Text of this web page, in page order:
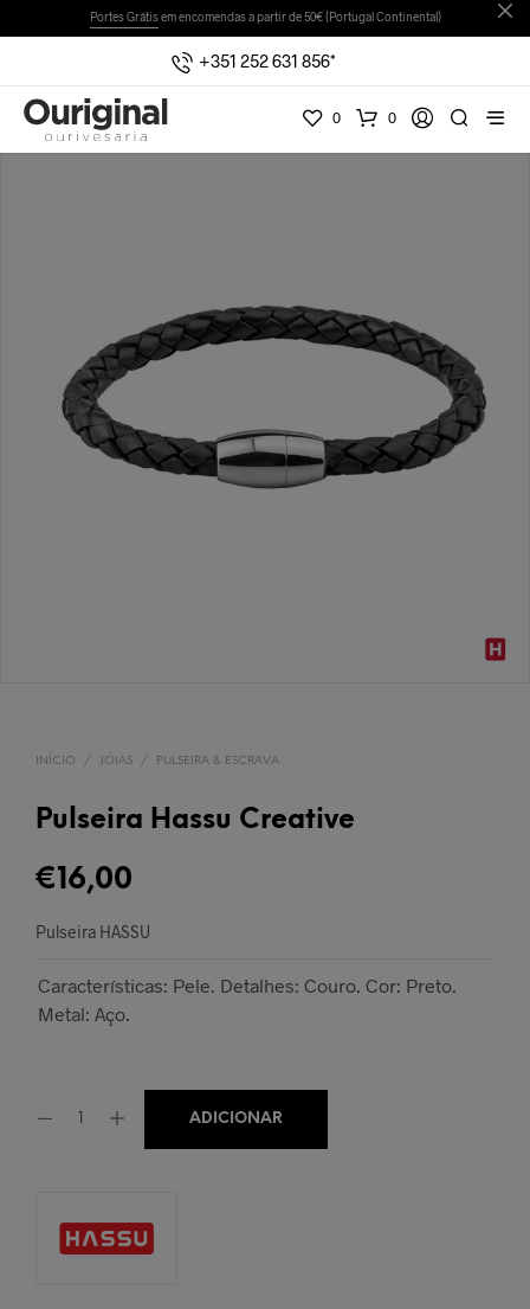
Portes Grátisem encomendas a partir de 50€ (Portugal Continental)
+351 252 631 856*
0 0
INÍCIO / JÓIAS / PULSEIRA & ESCRAVA
Pulseira Hassu Creative
€16,00
Pulseira HASSU
Características: Pele. Detalhes: Couro. Cor: Preto.
Metal: Aço.
ADICIONAR